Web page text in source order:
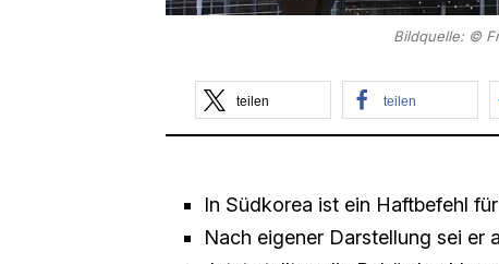
Bildquelle: ©
teilen teilen
In Südkorea ist ein Haftbefehl
Nach eigener Darstellung sei er